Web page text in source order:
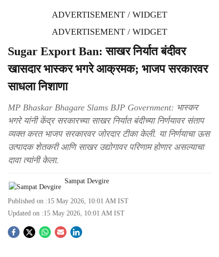
ADVERTISEMENT / WIDGET
ADVERTISEMENT / WIDGET
Sugar Export Ban: साखर निर्यात बंदीवर
खासदार भास्कर भगरे आक्रमक; भाजप सरकारवर
साधला निशाणा
MP Bhaskar Bhagare Slams BJP Government: भास्कर
भगरे यांनी केंद्र सरकारच्या साखर निर्यात बंदीच्या निर्णयावर संताप
व्यक्त करत भाजप सरकारवर जोरदार टीका केली. या निर्णयाचा ऊस
उत्पादक शेतकरी आणि साखर उद्योगावर परिणाम होणार असल्याचा
दावा त्यांनी केला.
Sampat Devgire
Published on :15 May 2026, 10:01 AM IST
Updated on :15 May 2026, 10:01 AM IST
S